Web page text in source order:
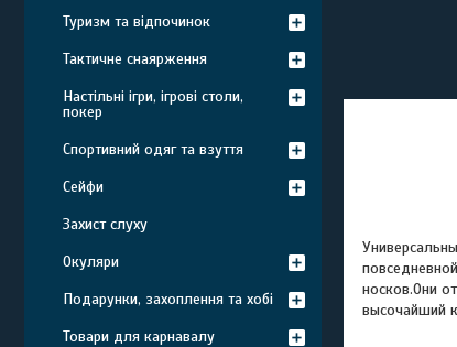
носков.Они
высочайший
Туризм та відпочинок
Тактичне снаярження
Настільні ігри, ігрові столи,
покер
Спортивний одяг та взуття
Сейфи
Захист слуху
Окуляри
Подарунки, захоплення та хобі
Товари для карнавалу